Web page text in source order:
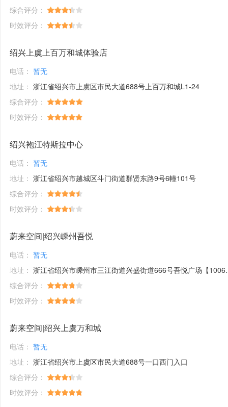
综合评分：
时效评分：
绍兴上虞上百万和城体验店
电话： 暂无
地址： 浙江省绍兴市上虞区市民大道688号上百万和城L1-24
综合评分：
时效评分：
绍兴袍江特斯拉中心
电话： 暂无
地址： 浙江省绍兴市越城区斗门街道群贤东路9号6幢101号
综合评分：
时效评分：
蔚来空间|绍兴嵊州吾悦
电话： 暂无
地址： 浙江省绍兴市嵊州市三江街道兴盛街道666号吾悦广场【1006】号
综合评分：
时效评分：
蔚来空间|绍兴上虞万和城
电话： 暂无
地址： 浙江省绍兴市上虞区市民大道688号一口西门入口
综合评分：
时效评分：